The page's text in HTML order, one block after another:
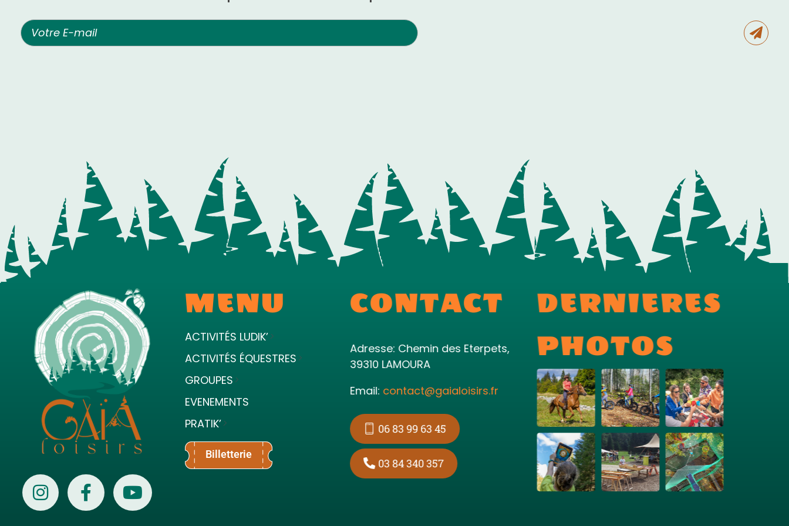
MENU
ACTIVITÉS LUDIK’
ACTIVITÉS ÉQUESTRES
GROUPES
EVENEMENTS
PRATIK’
Billetterie
CONTACT
Adresse: Chemin des Eterpets,
39310 LAMOURA
Email: contact@gaialoisirs.fr
06 83 99 63 45
03 84 340 357
DERNIERES
PHOTOS